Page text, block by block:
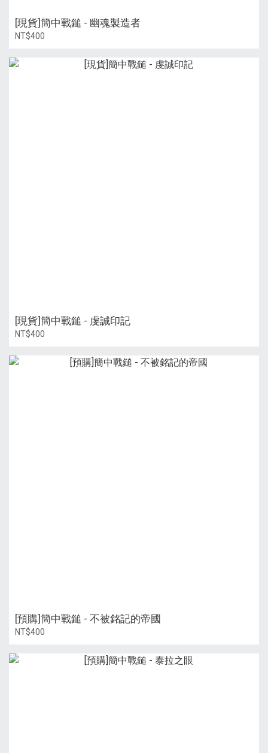
[現貨]簡中戰鎚 - 幽魂製造者
NT$400
[現貨]簡中戰鎚 - 虔誠印記
NT$400
[預購]簡中戰鎚 - 不被銘記的帝國
NT$400